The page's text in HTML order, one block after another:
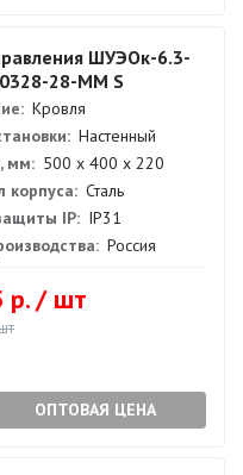
ШУЭОк-6.3-
28-ММ S
Кровля
Настенный
мм: 500 х 400 х 220
корпуса: Сталь
IP: IP31
Россия
р. / шт
ОПТОВАЯ ЦЕНА